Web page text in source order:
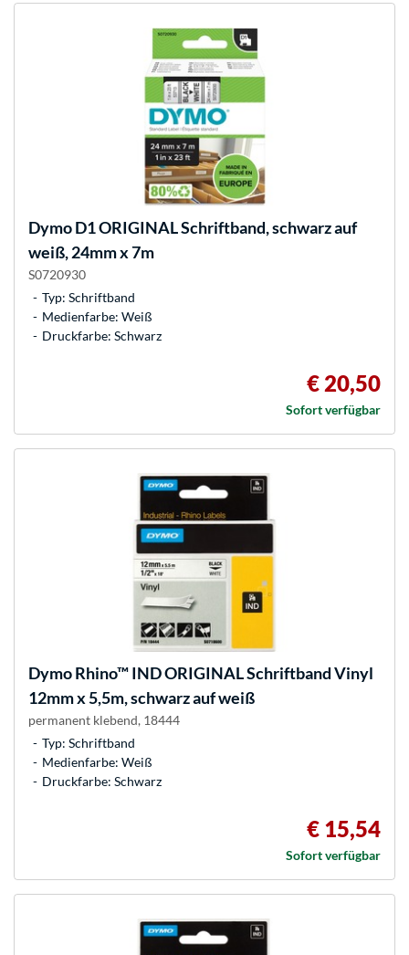
DymoD1 ORIGINAL Schriftband, schwarz auf
weiß, 24mm x 7m
S0720930
Typ: Schriftband
Medienfarbe: Weiß
Druckfarbe: Schwarz
€ 20,50
Sofort verfügbar
DymoRhino™ IND ORIGINAL Schriftband Vinyl
12mm x 5,5m, schwarz auf weiß
permanent klebend, 18444
Typ: Schriftband
Medienfarbe: Weiß
Druckfarbe: Schwarz
€ 15,54
Sofort verfügbar